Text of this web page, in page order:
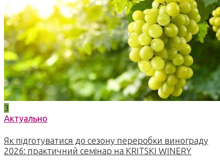
3
Актуально
Як підготуватися до сезону переробки винограду
2026: практичний семінар на KRITSKI WINERY